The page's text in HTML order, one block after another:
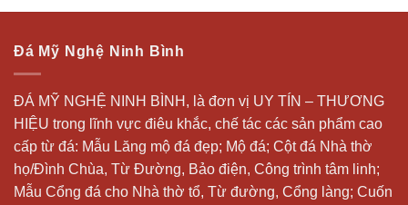
Đá Mỹ Nghệ Ninh Bình
ĐÁ MỸ NGHỆ NINH BÌNH, là đơn vị UY TÍN – THƯƠNG
HIỆU trong lĩnh vực điêu khắc, chế tác các sản phẩm cao
cấp từ đá: Mẫu Lăng mộ đá đẹp; Mộ đá; Cột đá Nhà thờ
họ/Đình Chùa, Từ Đường, Bảo điện, Công trình tâm linh;
Mẫu Cổng đá cho Nhà thờ tổ, Từ đường, Cổng làng; Cuốn